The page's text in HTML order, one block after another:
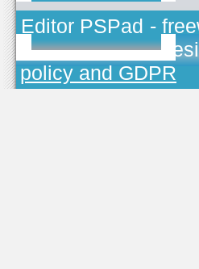
Editor PSPad -
TOJEONO.CZ,
policy and GDPR